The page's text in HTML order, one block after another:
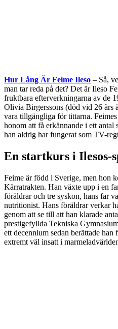
Hur Lång Är Feime Ileso – Så,
man tar reda på det? Det är Ileso
fruktbara efterverkningarna av de
Olivia Birgerssons (död vid 26 års
vara tillgängliga för tittarna.
honom att få erkännande i ett antal
han aldrig har fungerat som TV-
En startkurs i Ilesos-
Feime är född i Sverige, men hon
Kärratrakten. Han växte upp i en
föräldrar och tre syskon, hans far
nutritionist. Hans föräldrar verkar
genom att se till att han klarade
prestigefyllda Tekniska
ett decennium sedan berättade
extremt väl insatt i